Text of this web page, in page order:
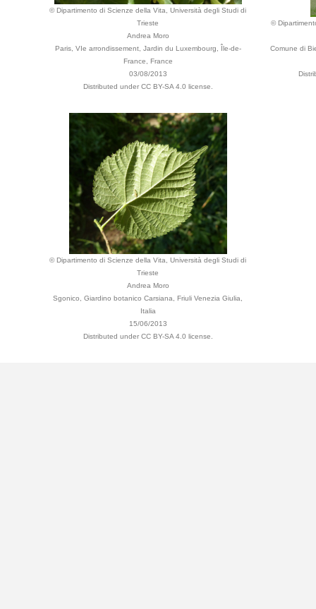
© Dipartimento di Scienze della Vita, Università degli Studi di
Trieste
Andrea Moro
Paris, VIe arrondissement, Jardin du Luxembourg, Île-de-
France, France
03/08/2013
Distributed under CC BY-SA 4.0 license.
©
Comune di
© Dipartimento di Scienze della Vita, Università degli Studi di
Trieste
Andrea Moro
Sgonico, Giardino botanico Carsiana, Friuli Venezia Giulia,
Italia
15/06/2013
Distributed under CC BY-SA 4.0 license.